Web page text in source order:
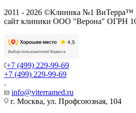
2011 - 2026 ©Клиника №1 ВиТерра™
сайт клиники ООО "Верона" ОГРН
+7 (499) 229-99-69
+7 (499) 229-99-69
info@viterramed.ru
г. Москва, ул. Профсоюзная, 104